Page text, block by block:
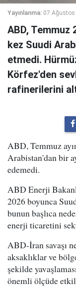
Yayınlanma: 07 Ağustos
ABD, Temmuz
kez Suudi
etmedi.
Körfez'den
rafinerilerini
ABD, Temmuz
Arabistan'dan bir
edemedi.
ABD Enerji
2026 boyunca
bunun başlıca
enerji ticaretini
ABD-İran savaşı
aksaklıklar ve
şekilde
önemli ölçüde